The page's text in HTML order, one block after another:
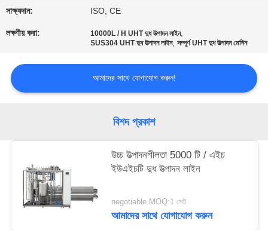
সাইট
ম্যাপ
PRIVACY
POLICY
সাক্ষ্যদান: ISO, CE
লক্ষণীয় করা: 10000L / H UHT দুধ উত্পাদন লাইন,
SUS304 UHT দুধ উত্পাদন লাইন,সম্পূর্ণ UHT দুধ উত্পাদন মেশিন
আমাদের সাথে যোগাযোগ করুন!
বিশদ প্রকাশ
উচ্চ উত্পাদনশীলতা 5000 টি / এইচ
ইউএইচটি দুধ উত্পাদন লাইন
negotiable MOQ:1 সেট
আমাদের সাথে যোগাযোগ করুন